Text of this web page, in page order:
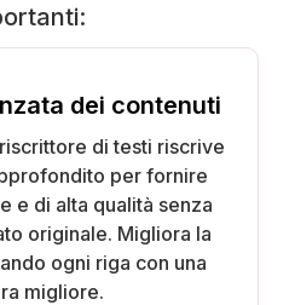
dei contenuti
di testi riscrive
per fornire
e di alta qualità senza
originale. Migliora la
ogni riga con una
migliore.